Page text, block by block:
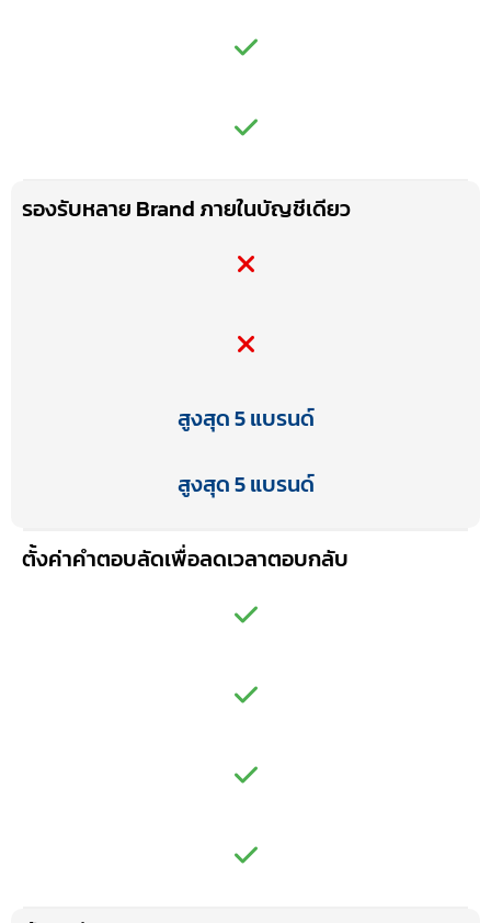
รองรับหลาย Brand ภายในบัญชีเดียว
สูงสุด 5 แบรนด์
สูงสุด 5 แบรนด์
ตั้งค่าคำตอบลัดเพื่อลดเวลาตอบกลับ